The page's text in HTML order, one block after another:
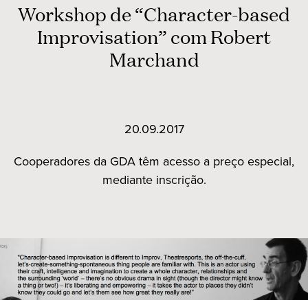
Workshop de “Character-based
Improvisation” com Robert
Marchand
20.09.2017
Cooperadores da GDA têm acesso a preço especial,
mediante inscrição.